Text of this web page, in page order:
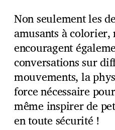
Non seulement les
amusants à colorier,
encouragent
conversations sur
mouvements, la
force nécessaire
même inspirer de
en toute sécurité !